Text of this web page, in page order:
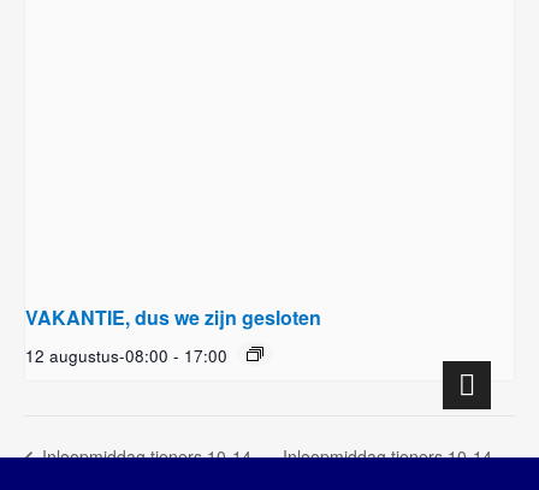
VAKANTIE, dus we zijn gesloten
12 augustus-08:00 - 17:00
Inloopmiddag tieners 10-14
Inloopmiddag tieners 10-14